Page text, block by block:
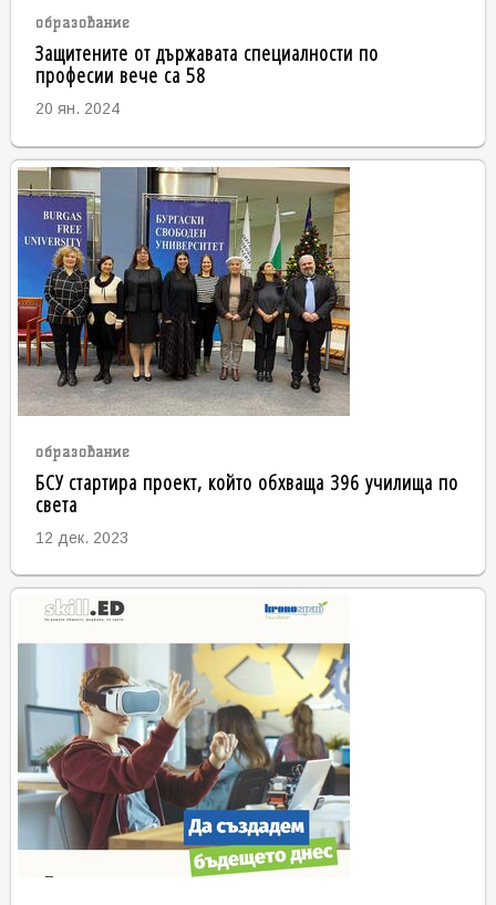
образование
Защитените от държавата специалности по
професии вече са 58
20 ян. 2024
образование
БСУ стартира проект, който обхваща 396 училища по
света
12 дек. 2023